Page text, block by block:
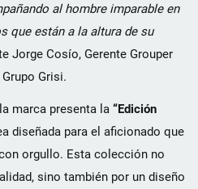
al hombre imparable en
que están a la altura de su
Jorge Cosío, Gerente Grouper
Grisi.
marca presenta la “Edición
diseñada para el aficionado que
orgullo. Esta colección no
sino también por un diseño